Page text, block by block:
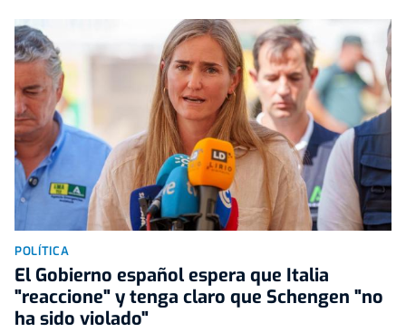
POLÍTICA
El Gobierno español espera que Italia
"reaccione" y tenga claro que Schengen "no
ha sido violado"